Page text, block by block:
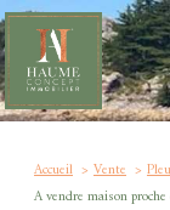
Accueil
Accueil Vente
A vendre maison